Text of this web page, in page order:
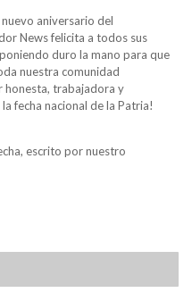
aniversario del
News felicita a todos sus
duro la mano para que
nuestra comunidad
honesta, trabajadora y
fecha nacional de la Patria!
escrito por nuestro